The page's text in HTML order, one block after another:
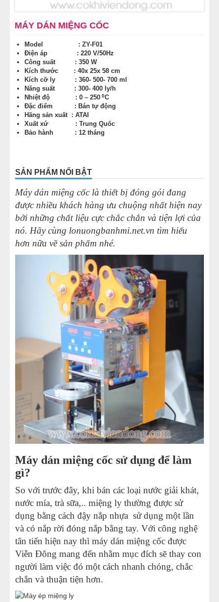
MÁY DÁN MIỆNG CỐC
Model : ZY-F01
Điện áp : 220 V/50Hz
Công suất : 350 W
Kích thước : 40x 25x 58 cm
Kích cỡ ly : 360- 500- 700 ml
Năng suất : 300- 400 ly/h
Nhiệt độ : 0 – 250 0C
Đặc điểm : Bán tự động
Hãng sản xuất : ATAI
Xuất xứ : Trung Quốc
Bảo hành : 12 tháng
SẢN PHẨM NỔI BẬT
Máy dán miệng cốc là thiết bị đóng gói đang
được nhiều khách hàng ưu chuộng nhất hiện nay
bởi những chất liệu cực chắc chắn và tiện lợi của
nó. Hãy cùng lonuongbanhmi.net.vn tìm hiểu
hơn nữa về sản phẩm nhé.
Máy dán miệng cốc sử dụng để làm
gì?
So với trước đây, khi bán các loại nước giải khát,
nước mía, trà sữa,.. miệng ly thường được sử
dụng bằng cách đậy nắp nhựa sử dụng một lần
và có nắp rời đóng nắp bằng tay. Với công nghệ
tân tiến hiện nay thì máy dán miệng cốc được
Viễn Đông mang đến nhằm mục đích sẽ thay con
người làm việc đó một cách nhanh chóng, chắc
chắn và thuận tiện hơn.
TỦ Ủ BỘT LÀM BÁNH
TỦ TRƯNG BÀY BÁNH KEM
LINH KIỆN PHỤ KIỆN
THIẾT BỊ KHÁC